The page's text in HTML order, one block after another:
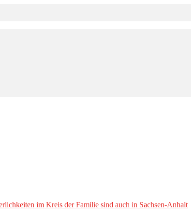
im Kreis der Familie sind auch in Sachsen-Anhalt